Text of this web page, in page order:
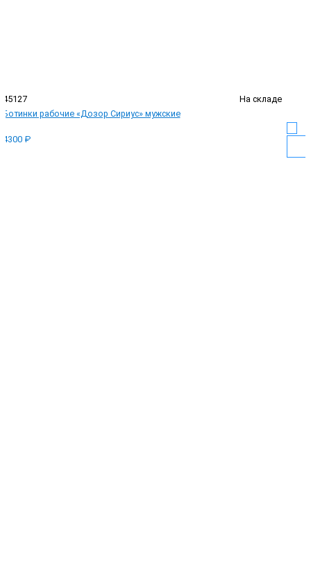
45127
На складе
Ботинки рабочие «Дозор Сириус» мужские
4300 ₽